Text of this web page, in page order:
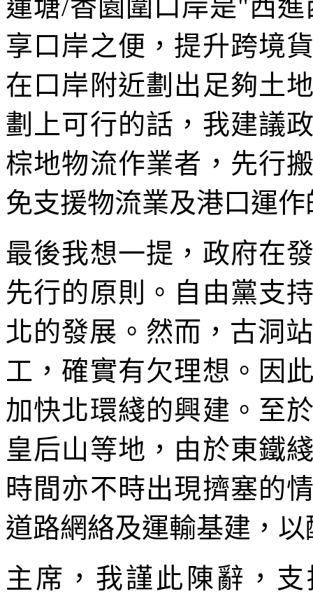
蓮塘/香園圍口岸是"西
享口岸之便，提升跨境
在口岸附近劃出足夠土
劃上可行的話，我建議
棕地物流作業者，先行
免支援物流業及港口運
最後我想一提，政府在
先行的原則。自由黨支
北的發展。然而，古洞
工，確實有欠理想。因
加快北環綫的興建。至
皇后山等地，由於東鐵
時間亦不時出現擠塞的
道路網絡及運輸基建，
主席，我謹此陳辭，